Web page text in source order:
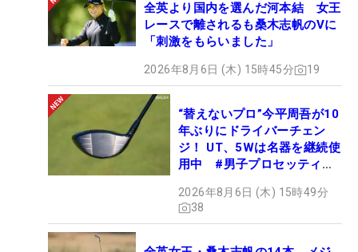
全英より国内を選んだ河本結 女王
レースで離されるも桑木志帆のVに
「刺激をもらいました」
2026年8月6日 (木) 15時45分 19
“替えないプロ”今平周吾が10
年ぶりにドライバーチェン
ジ！ UT、5Wは名器を継続使
用中 #男子プロセッティン
2026年8月6日 (木) 15時49分
38